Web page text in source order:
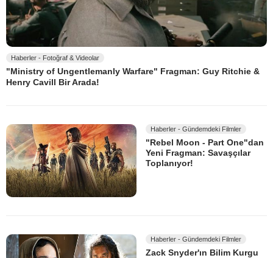
Haberler - Fotoğraf & Videolar
"Ministry of Ungentlemanly Warfare" Fragman: Guy Ritchie &
Henry Cavill Bir Arada!
Haberler - Gündemdeki Filmler
"Rebel Moon - Part One"dan
Yeni Fragman: Savaşçılar
Toplanıyor!
Haberler - Gündemdeki Filmler
Zack Snyder'ın Bilim Kurgu